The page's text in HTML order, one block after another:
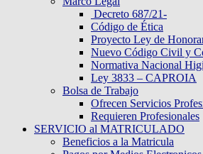
Decreto 687/21-
Código de Ética
Proyecto Ley de
Nuevo Código Civil y
Normativa Nacional
Ley 3833 – CAPROIA
Bolsa de Trabajo
Ofrecen Servicios
Requieren Profesionales
SERVICIO al MATRICULADO
Beneficios a la Matricula